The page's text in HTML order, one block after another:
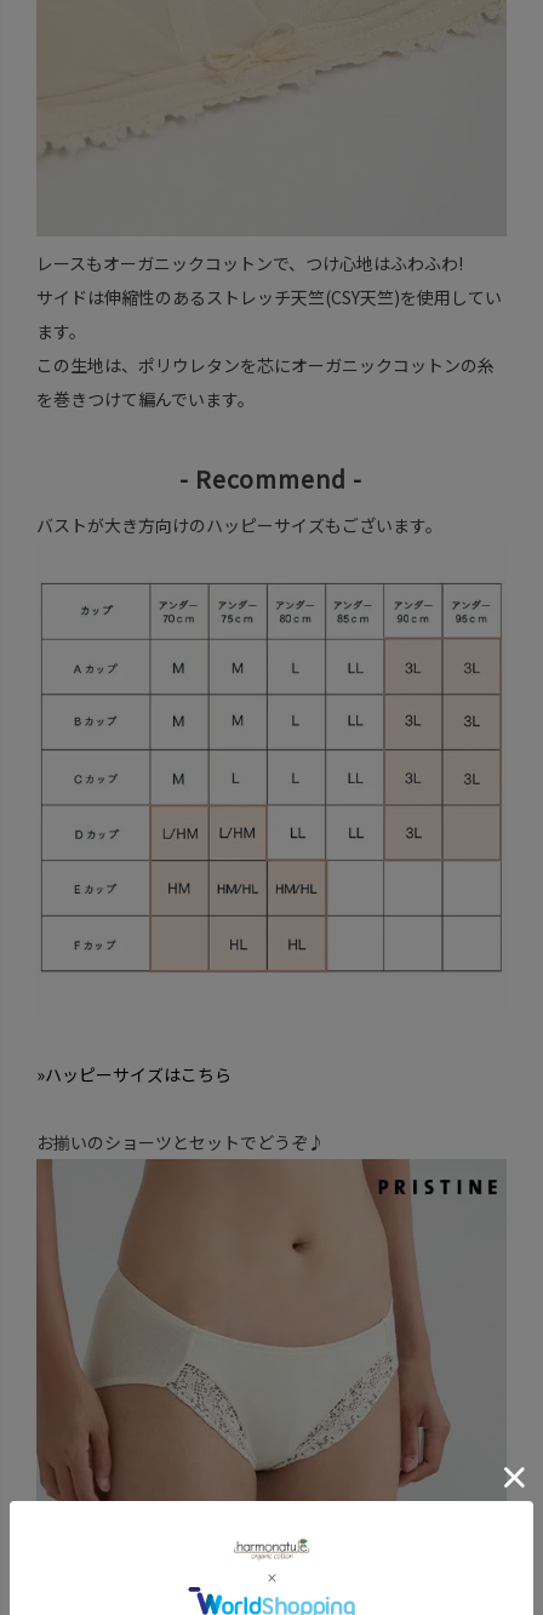
レースもオーガニックコットンで、つけ心地はふわふわ!
サイドは伸縮性のあるストレッチ天竺(CSY天竺)を使用してい
ます。
この生地は、ポリウレタンを芯にオーガニックコットンの糸
を巻きつけて編んでいます。
- Recommend -
バストが大き方向けのハッピーサイズもございます。
»ハッピーサイズはこちら
お揃いのショーツとセットでどうぞ♪